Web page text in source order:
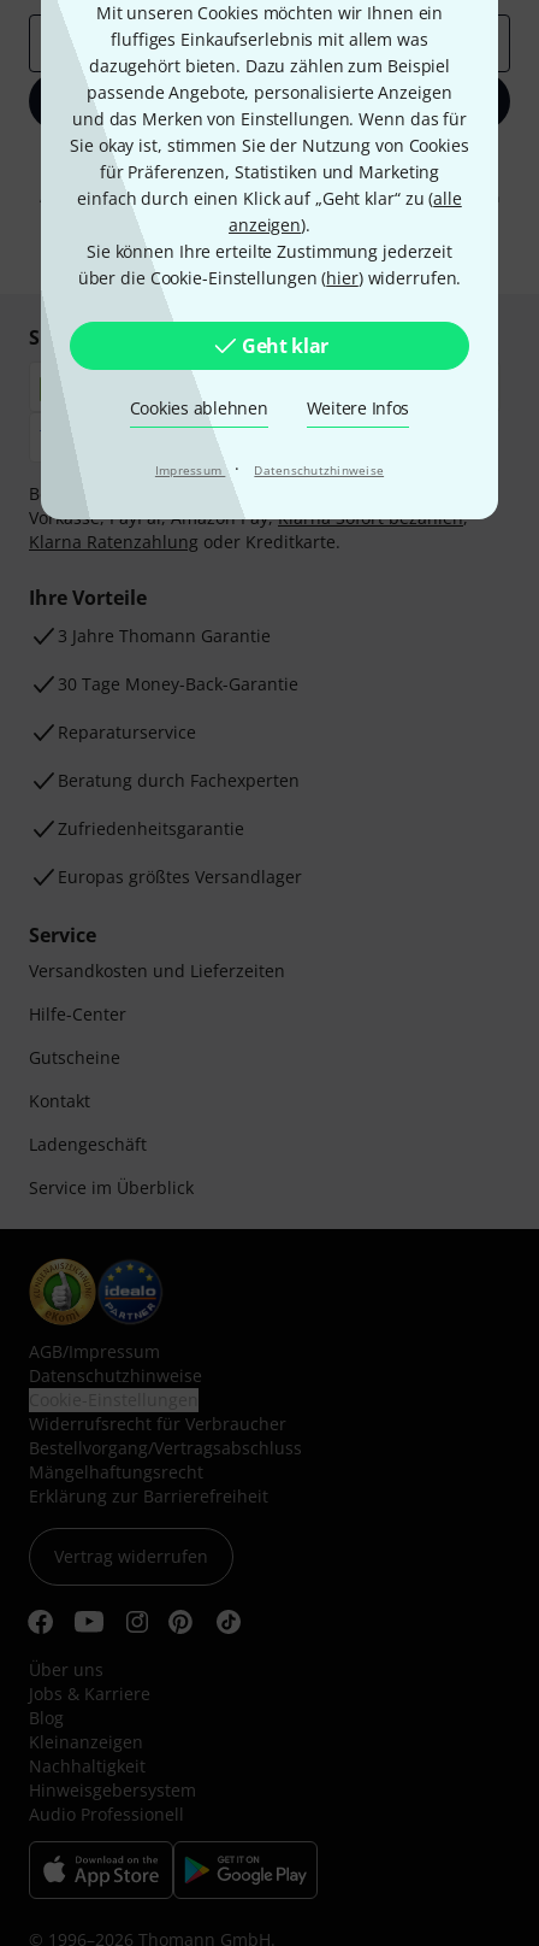
Mit unseren Cookies möchten wir Ihnen ein
fluffiges Einkaufserlebnis mit allem was
dazugehört bieten. Dazu zählen zum Beispiel
passende Angebote, personalisierte Anzeigen
und das Merken von Einstellungen. Wenn das für
Sie okay ist, stimmen Sie der Nutzung von Cookies
für Präferenzen, Statistiken und Marketing
einfach durch einen Klick auf „Geht klar“ zu (alle
anzeigen).
Sie können Ihre erteilte Zustimmung jederzeit
über die Cookie-Einstellungen (hier) widerrufen.
Geht klar
Cookies ablehnen Weitere Infos
Impressum · Datenschutzhinweise
E-Mail-Adresse*
Jetzt anmelden
Mit Klick auf „Jetzt anmelden“ stimmen Sie dem Erhalt von E-Mail-
Werbung und einer Messung des E-Mail-Nutzungsverhaltens zu. Die
Abmeldung ist jederzeit möglich. Weitere Informationen finden Sie in
Datenschutzhinweisen
* Pflichtfeld
Sicher einkaufen & bezahlen
Bezahlen Sie vertraulich und sicher per Nachnahme,
Vorkasse, PayPal, Amazon Pay,Klarna Sofort bezahlen,
Klarna Ratenzahlung oder Kreditkarte.
Ihre Vorteile
3 Jahre Thomann Garantie
30 Tage Money-Back-Garantie
Reparaturservice
Beratung durch Fachexperten
Zufriedenheitsgarantie
Europas größtes Versandlager
Service
Versandkosten und Lieferzeiten
Hilfe-Center
Gutscheine
Kontakt
Ladengeschäft
Service im Überblick
AGB/Impressum
Datenschutzhinweise
Widerrufsrecht für Verbraucher
Bestellvorgang/Vertragsabschluss
Mängelhaftungsrecht
Erklärung zur Barrierefreiheit
Vertrag widerrufen
Über uns
Jobs & Karriere
Blog
Kleinanzeigen
Nachhaltigkeit
Hinweisgebersystem
Audio Professionell
© 1996–2026 Thomann GmbH.